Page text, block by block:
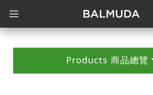
Products 商品總覽